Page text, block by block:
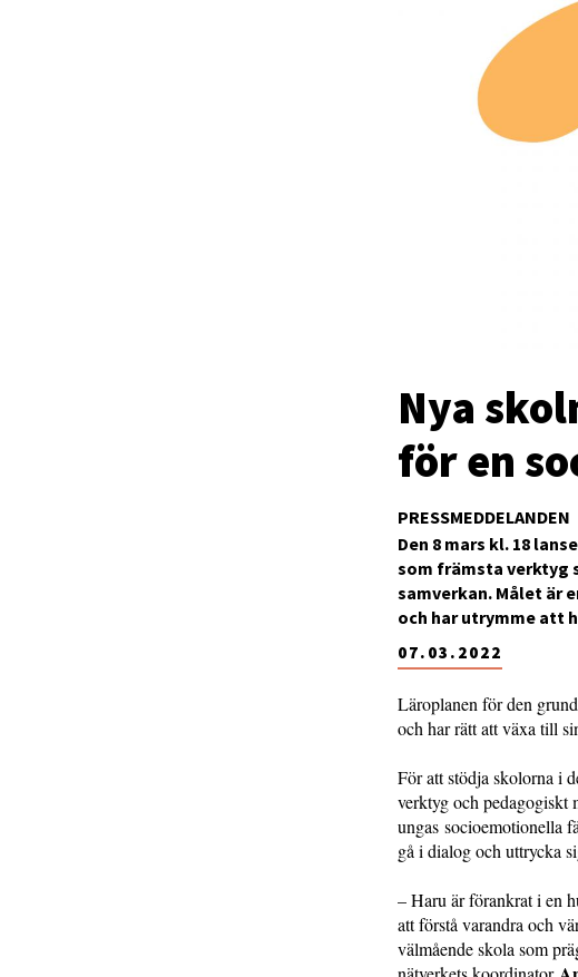
PRESSMEDDELANDEN
Nya
för en
07.03.2022
Den 8 mars kl. 18
som främsta verktyg
samverkan. Målet är
och har utrymme att
Läroplanen för den
och har rätt att växa till
För att stödja skolorna i
verktyg och pedagogiskt
ungas socioemotionella
gå i dialog och uttrycka
– Haru är förankrat i en
att förstå varandra och
välmående skola som